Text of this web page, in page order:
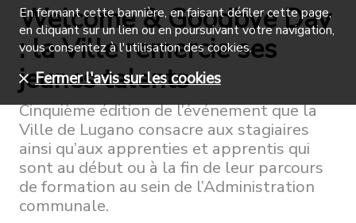
Welcome & Goodbye Day
: la Ville remercie ses
jeunes talents
Cinquième édition de l’événement que la
Ville de Lugano consacre aux stagiaires
ainsi qu’aux apprenties et apprentis qui
sont au début ou à la fin de leur parcours
de formation au sein de l’Administration
communale.
En fermant cette bannière, en faisant défiler cette page,
en cliquant sur un lien ou en poursuivant votre navigation,
vous consentez à l'utilisation des cookies.
Fermer l'avis sur les cookies